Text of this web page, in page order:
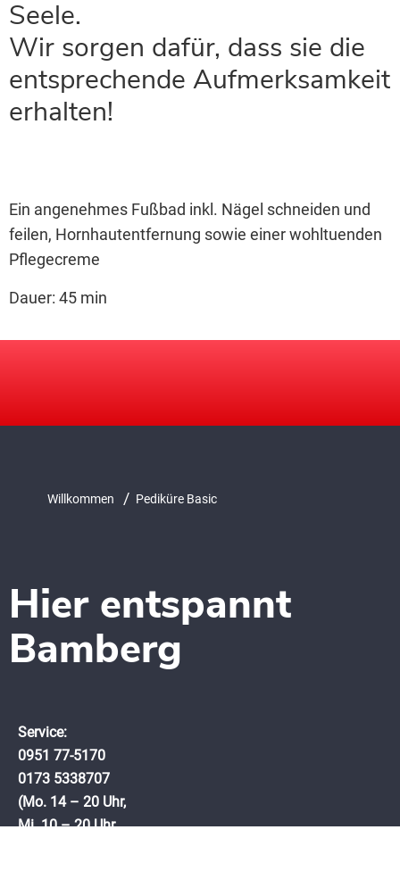
Seele.
Wir sorgen dafür, dass sie die
entsprechende Aufmerksamkeit
erhalten!
Ein angenehmes Fußbad inkl. Nägel schneiden und
feilen, Hornhautentfernung sowie einer wohltuenden
Pflegecreme
Dauer: 45 min
Willkommen / Pediküre Basic
Hier entspannt
Bamberg
Service:
0951 77-5170‬
0173 5338707
(Mo. 14 – 20 Uhr,
Mi. 10 – 20 Uhr,